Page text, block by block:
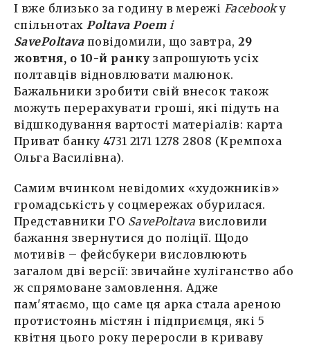
І вже близько за годину в мережі Facebookу
спільнотах Poltava Poem і
SavePoltava повідомили, що завтра, 29
жовтня, о 10-й ранку запрошують усіх
полтавців відновлювати малюнок.
Бажальники зробити свій внесок також
можуть перерахувати гроші, які підуть на
відшкодування вартості матеріалів: карта
Приват банку 4731 2171 1278 2808 (Кремпоха
Ольга Василівна).
Самим вчинком невідомих «художників»
громадськість у соцмережах обурилася.
Представники ГО SavePoltava висловили
бажання звернутися до поліції. Щодо
мотивів – фейсбукери висловлюють
загалом дві версії: звичайне хуліганство або
ж спрямоване замовлення. Адже
пам'ятаємо, що саме ця арка стала ареною
протистоянь містян і підприємця, які 5
квітня цього року переросли в криваву